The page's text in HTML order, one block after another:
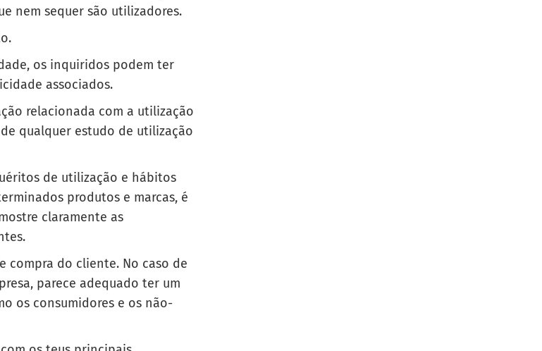
nem sequer são utilizadores.
os inquiridos podem ter
associados.
relacionada com a utilização
qualquer estudo de utilização
de utilização e hábitos
produtos e marcas, é
claramente as
compra do cliente. No caso de
parece adequado ter um
os consumidores e os não-